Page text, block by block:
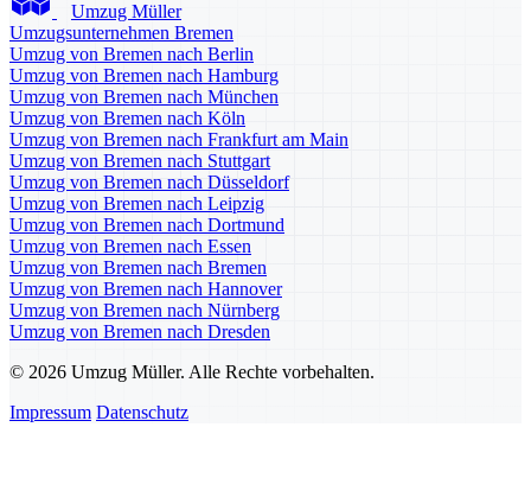
Umzug Müller
Umzugsunternehmen Bremen
Umzug von Bremen nach Berlin
Umzug von Bremen nach Hamburg
Umzug von Bremen nach München
Umzug von Bremen nach Köln
Umzug von Bremen nach Frankfurt am Main
Umzug von Bremen nach Stuttgart
Umzug von Bremen nach Düsseldorf
Umzug von Bremen nach Leipzig
Umzug von Bremen nach Dortmund
Umzug von Bremen nach Essen
Umzug von Bremen nach Bremen
Umzug von Bremen nach Hannover
Umzug von Bremen nach Nürnberg
Umzug von Bremen nach Dresden
© 2026 Umzug Müller. Alle Rechte vorbehalten.
Impressum Datenschutz